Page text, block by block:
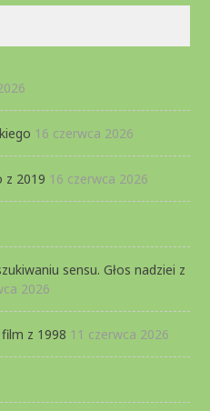
16 czerwca 2026
z 2019 16 czerwca 2026
sensu. Głos nadziei z
2026
z 1998 11 czerwca 2026